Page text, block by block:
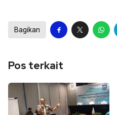
Bagikan
Pos terkait